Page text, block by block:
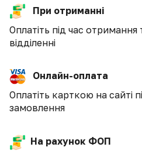
При отриманні
Оплатіть під час
відділенні
Онлайн-оплата
Оплатіть карткою на сайті
замовлення
На рахунок ФОП